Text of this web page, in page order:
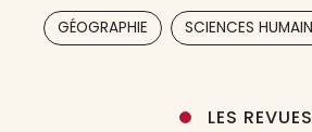
(aménagement du
économie, sciences de
GÉOGRAPHIE SCIENCES
LES REVUES